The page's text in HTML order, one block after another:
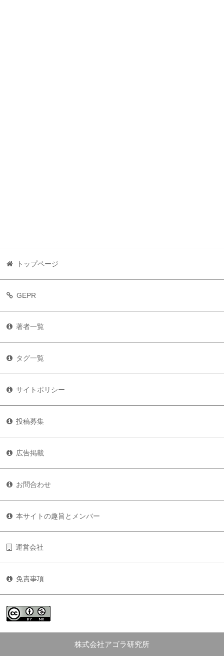
トップページ
GEPR
著者一覧
タグ一覧
サイトポリシー
投稿募集
広告掲載
お問合わせ
本サイトの趣旨とメンバー
運営会社
免責事項
株式会社アゴラ研究所